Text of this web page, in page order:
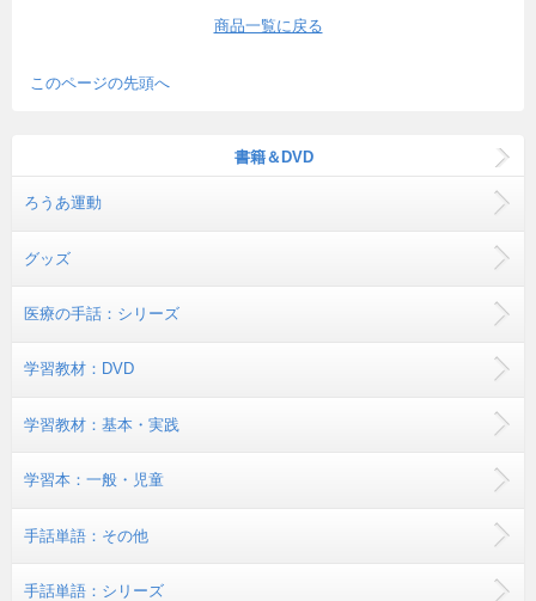
商品一覧に戻る
このページの先頭へ
書籍＆DVD
ろうあ運動
グッズ
医療の手話：シリーズ
学習教材：DVD
学習教材：基本・実践
学習本：一般・児童
手話単語：その他
手話単語：シリーズ